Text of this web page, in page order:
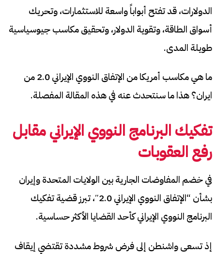
الدولارات، قد تفتح أبواباً واسعة للاستثمارات، وتحريك
أسواق الطاقة، وتقوية الدولار، وتحقيق مكاسب جيوسياسية
طويلة المدى.
ما هي مكاسب أمريكا من الإتفاق النووي الإيراني 2.0 من
ايران؟ هذا ما سنتحدث عنه في هذه المقالة المفصلة.
تفكيك البرنامج النووي الإيراني مقابل
رفع العقوبات
في خضم المفاوضات الجارية بين الولايات المتحدة وإيران
بشأن “الإتفاق النووي الإيراني 2.0″، تبرز قضية تفكيك
البرنامج النووي الإيراني كأحد القضايا الأكثر حساسية.
إذ تسعى واشنطن إلى فرض شروط مشددة تقتضي إيقاف